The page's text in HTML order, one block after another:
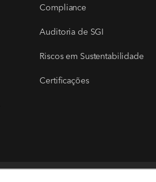
Compliance
Auditoria de SGI
Riscos em Sustentabilidade
Certificações